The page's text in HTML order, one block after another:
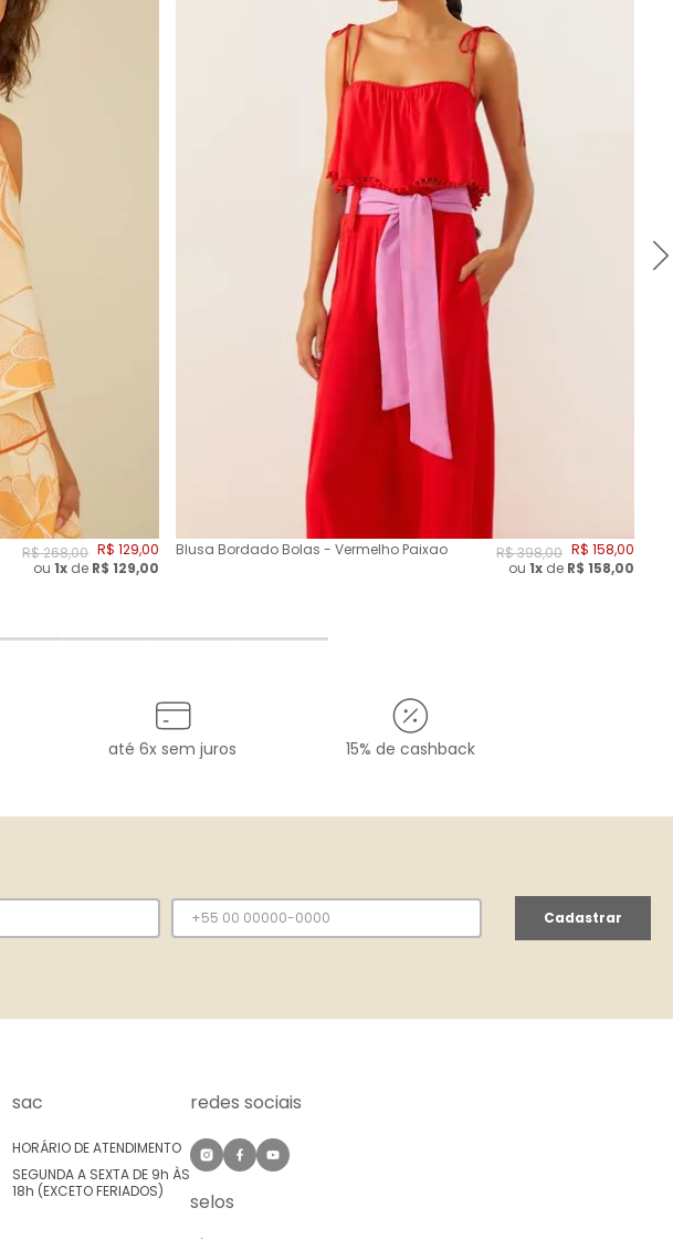
R$268,00 R$ 129,00
ou1x de R$129,00
Blusa Bordado Bolas - Vermelho Paixao R$398,00 R$ 158,00
ou 1xde R$ 158,00
até 6x sem juros 15% de cashback
Cadastrar
sac
HORÁRIO DE ATENDIMENTO
SEGUNDA A SEXTA DE 9h ÀS
18h (EXCETO FERIADOS)
redes sociais
selos